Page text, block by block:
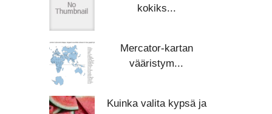
kokiks...
Mercator-kartan
vääristym...
Kuinka valita kypsä ja